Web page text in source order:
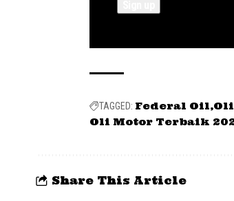
TAGGED: Federal Oil
Oli Motor Terbaik
Share This Article